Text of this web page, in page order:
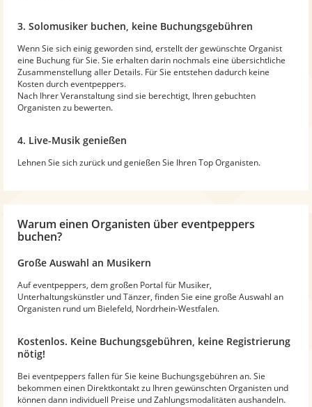
3. Solomusiker buchen, keine Buchungsgebühren
Wenn Sie sich einig geworden sind, erstellt der gewünschte Organist
eine Buchung für Sie. Sie erhalten darin nochmals eine übersichtliche
Zusammenstellung aller Details. Für Sie entstehen dadurch keine
Kosten durch eventpeppers.
Nach Ihrer Veranstaltung sind sie berechtigt, Ihren gebuchten
Organisten zu bewerten.
4. Live-Musik genießen
Lehnen Sie sich zurück und genießen Sie Ihren Top Organisten.
Warum einen Organisten über eventpeppers
buchen?
Große Auswahl an Musikern
Auf eventpeppers, dem großen Portal für Musiker,
Unterhaltungskünstler und Tänzer, finden Sie eine große Auswahl an
Organisten rund um Bielefeld, Nordrhein-Westfalen.
Kostenlos. Keine Buchungsgebühren, keine Registrierung
nötig!
Bei eventpeppers fallen für Sie keine Buchungsgebühren an. Sie
bekommen einen Direktkontakt zu Ihren gewünschten Organisten und
können dann individuell Preise und Zahlungsmodalitäten aushandeln.